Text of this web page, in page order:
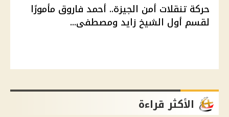
حركة تنقلات أمن الجيزة.. أحمد فاروق مأمورًا
لقسم أول الشيخ زايد ومصطفى...
الأكثر قراءة